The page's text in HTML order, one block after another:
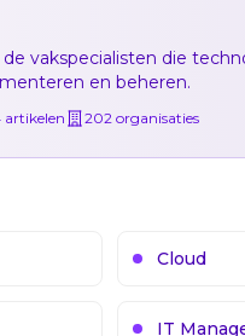
vakspecialisten die
en beheren.
artikelen 202 organisaties
Cloud
IT